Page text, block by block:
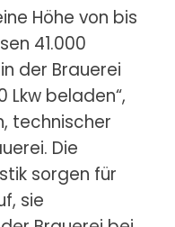
Höhe von bis
41.000
der Brauerei
Lkw beladen“,
technischer
Die
sorgen für
sie